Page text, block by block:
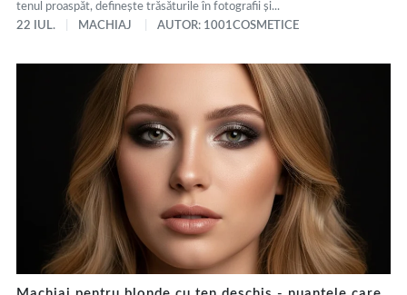
tenul proaspăt, definește trăsăturile în fotografii și...
22 IUL.
MACHIAJ AUTOR: 1001COSMETICE